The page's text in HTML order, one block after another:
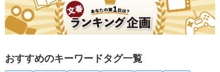
おすすめのキーワードタグ一覧